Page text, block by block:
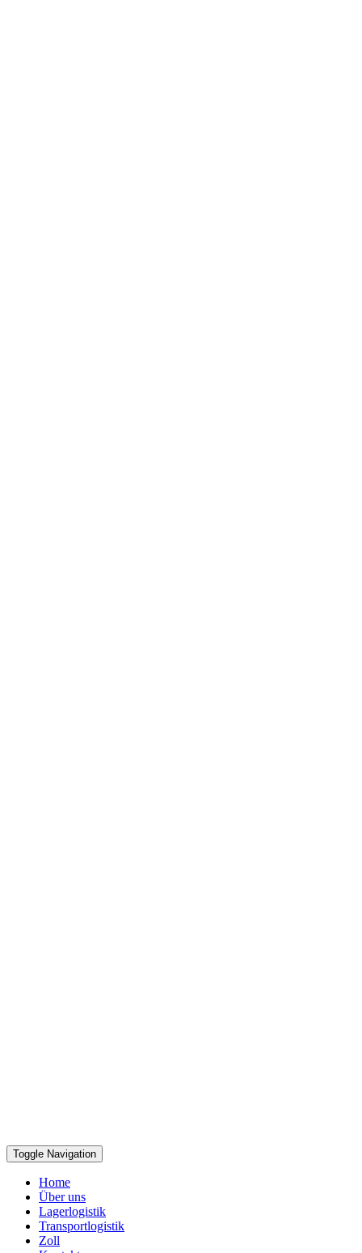
Toggle Navigation
Home
Über uns
Lagerlogistik
Transportlogistik
Zoll